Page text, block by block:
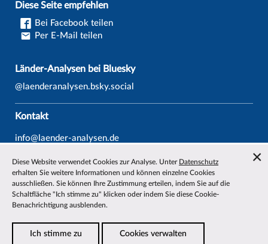
Diese Seite empfehlen
Bei Facebook teilen
Per E-Mail teilen
Länder-Analysen bei Bluesky
@laenderanalysen.bsky.social
Kontakt
info@laender-analysen.de
Fax: 0421/218-69607
Wissenschaftliche Beiräte
Über die Länder-Analysen
Diese Website verwendet Cookies zur Analyse. Unter Datenschutz
erhalten Sie weitere Informationen und können einzelne Cookies
ausschließen. Sie können Ihre Zustimmung erteilen, indem Sie auf die
Schaltfläche "Ich stimme zu" klicken oder indem Sie diese Cookie-
Benachrichtigung ausblenden.
Ich stimme zu Cookies verwalten